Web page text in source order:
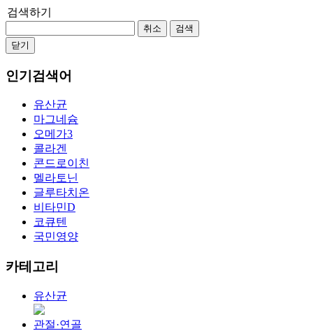
검색하기
취소
검색
닫기
인기검색어
유산균
마그네슘
오메가3
콜라겐
콘드로이친
멜라토닌
글루타치온
비타민D
코큐텐
국민영양
카테고리
유산균
관절·연골